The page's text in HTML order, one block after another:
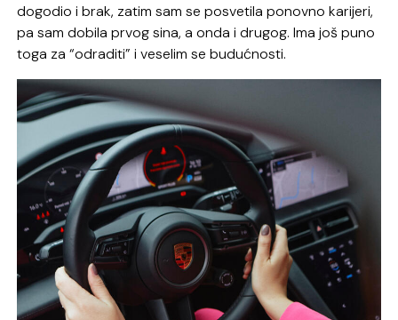
dogodio i brak, zatim sam se posvetila ponovno karijeri,
pa sam dobila prvog sina, a onda i drugog. Ima još puno
toga za “odraditi” i veselim se budućnosti.